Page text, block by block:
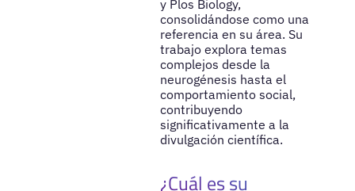
y Plos Biology,
consolidándose como una
referencia en su área. Su
trabajo explora temas
complejos desde la
neurogénesis hasta el
comportamiento social,
contribuyendo
significativamente a la
divulgación científica.
¿Cuál es su